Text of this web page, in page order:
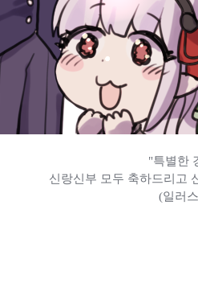
"특별한
신랑신부 모두 축하드리고
(일러